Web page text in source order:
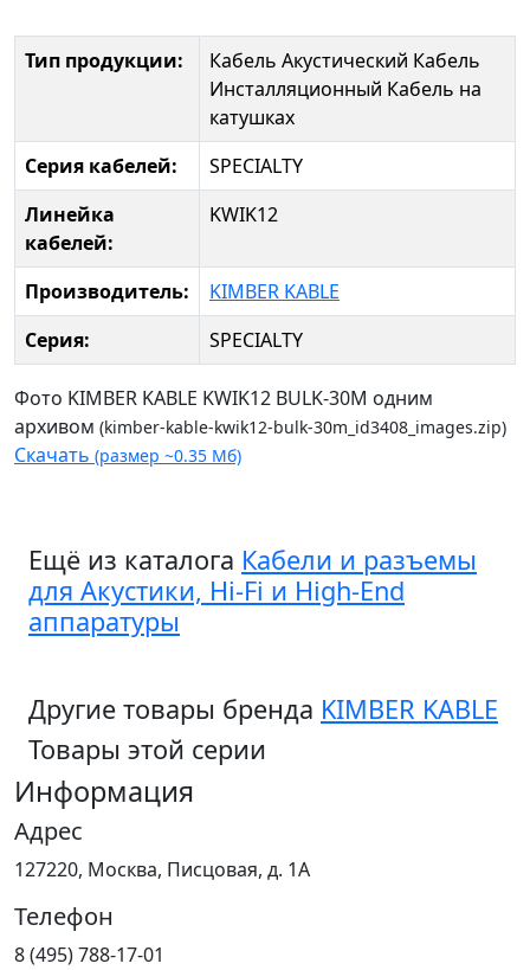
Тип продукции: Кабель Акустический Кабель
Инсталляционный Кабель на
катушках
Серия кабелей:
SPECIALTY
Линейка
кабелей:
KWIK12
Производитель:
KIMBER KABLE
Серия:
SPECIALTY
Фото KIMBER KABLE KWIK12 BULK-30M одним
архивом (kimber-kable-kwik12-bulk-30m_id3408_images.zip)
Скачать (размер ~0.35 Мб)
Ещё из каталога Кабели и разъемы
для Акустики, Hi-Fi и High-End
аппаратуры
Другие товары бренда KIMBER KABLE
Товары этой серии
Информация
Адрес
127220, Москва, Писцовая, д. 1А
Телефон
8 (495) 788-17-01